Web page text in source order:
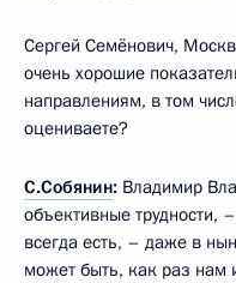
Сергей Семёнович,
очень хорошие
направлениям, в том
оцениваете?
С.Собянин: Владимир
объективные трудности,
всегда есть, – даже в
может быть, как раз нам